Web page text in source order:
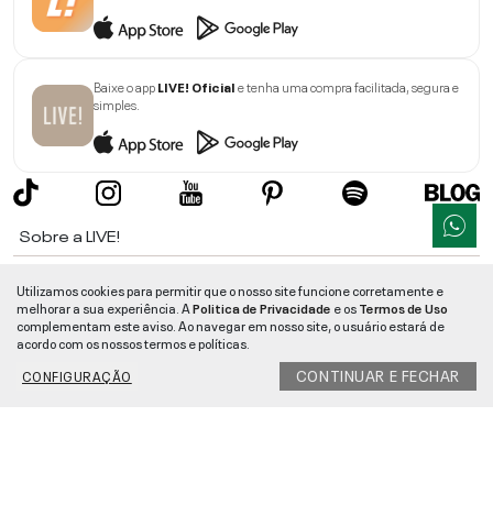
Baixe o appLIVE! Oficiale tenha uma compra facilitada, segura e
simples.
Sobre a LIVE!
Informações
Utilizamos cookies para permitir que o nosso site funcione corretamente e
melhorar a sua experiência. APolitica de Privacidade e osTermos de Uso
complementam este aviso. Ao navegar em nosso site, o usuário estará de
acordo com os nossos termos e políticas.
CONFIGURAÇÃO
CONTINUAR E FECHAR